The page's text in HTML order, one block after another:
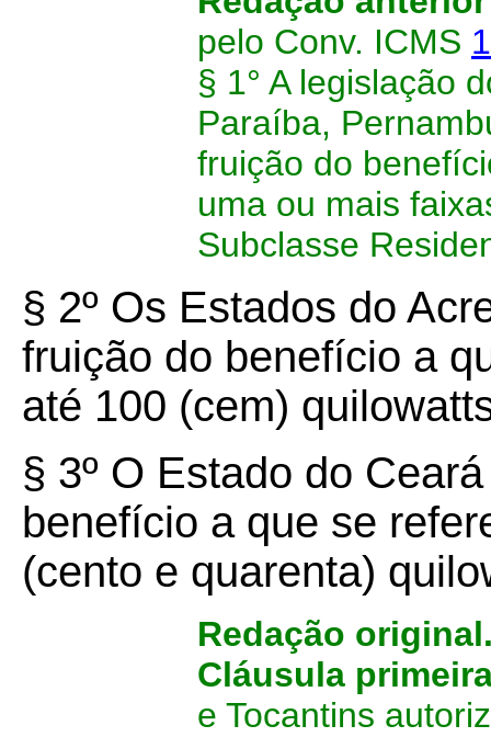
pelo Conv. ICMS
§ 1° A legislação
Paraíba,
fruição do
uma ou mais
Subclasse
§ 2º Os Estados do
fruição do benefício a
até 100 (cem)
§ 3º O Estado do
benefício a que se
(cento e quarenta)
Redação
Cláusula
e Tocantins